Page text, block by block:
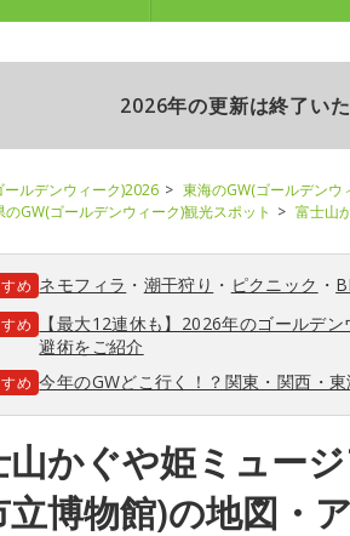
2026年の更新は終了い
ールデンウィーク)2026 東海のGW(ゴールデンウ
のGW(ゴールデンウィーク)観光スポット
富士山
め ネモフィラ ・ 潮干狩り ・ ピクニック ・
め
【最大12連休も】2026年のゴールデ
避術をご紹介
め 今年のGWどこ行く！？関東・関西・
山かぐや姫ミュー
立博物館)の地図・